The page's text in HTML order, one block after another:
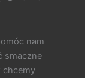
nam
smaczne
chcemy